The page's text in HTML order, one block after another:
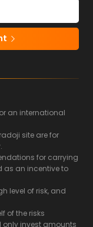
an international
site are for
for carrying
as an incentive to
level of risk, and
of the risks
invest amounts